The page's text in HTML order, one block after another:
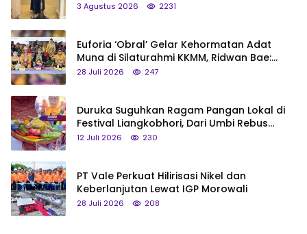
3 Agustus 2026 2231
Euforia ‘Obral’ Gelar Kehormatan Adat
Muna di Silaturahmi KKMM, Ridwan Bae:
Saya Bukan Tipe Begitu, Belum Pantas!
28 Juli 2026 247
Duruka Suguhkan Ragam Pangan Lokal di
Festival Liangkobhori, Dari Umbi Rebus
hingga Tumpeng Beras Muna
12 Juli 2026 230
PT Vale Perkuat Hilirisasi Nikel dan
Keberlanjutan Lewat IGP Morowali
28 Juli 2026 208